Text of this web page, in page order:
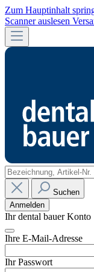
Zum Hauptinhalt
Scanner auslesen
Suchen
Anmelden
Ihr dental bauer Konto
Ihre E-Mail-Adresse
Ihr Passwort